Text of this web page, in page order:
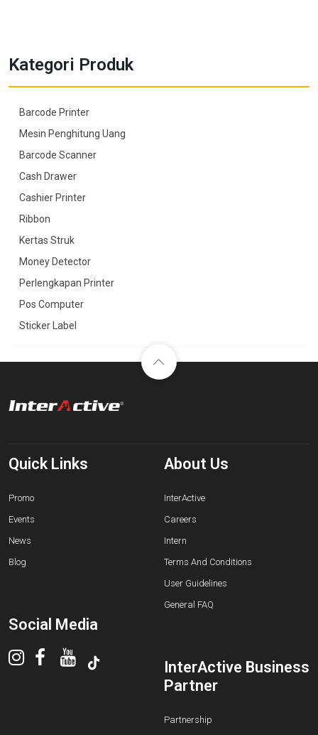
Kategori Produk
Barcode Printer
Mesin Penghitung Uang
Barcode Scanner
Cash Drawer
Cashier Printer
Ribbon
Kertas Struk
Money Detector
Perlengkapan Printer
Pos Computer
Sticker Label
Quick Links
Promo
Events
News
Blog
Social Media
About Us
InterActive
Careers
Intern
Terms And Conditions
User Guidelines
General FAQ
InterActive Business
Partner
Partnership